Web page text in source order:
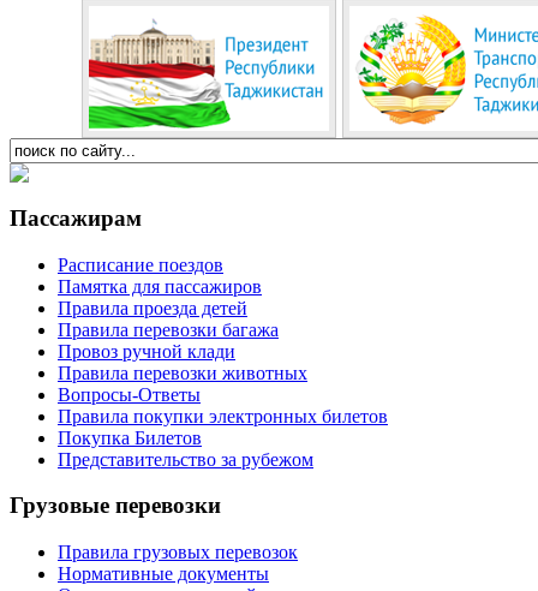
Пассажирам
Расписание поездов
Памятка для пассажиров
Правила проезда детей
Правила перевозки багажа
Провоз ручной клади
Правила перевозки животных
Вопросы-Ответы
Правила покупки электронных билетов
Покупка Билетов
Представительство за рубежом
Грузовые перевозки
Правила грузовых перевозок
Нормативные документы